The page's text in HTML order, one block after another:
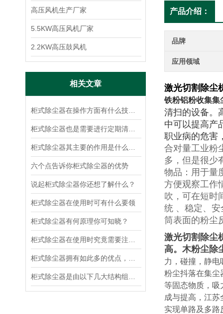
高压风机生产厂家
5.5KW高压风机厂家
2.2KW高压鼓风机
相关文章
六个点告诉你柜式除尘器的优势
说起柜式除尘器你还想了解什么？
柜式除尘器在使用时可有什么要领
柜式除尘器有何原理你可知晓？
产品介绍：
品牌
应用领域
激光切割除尘
铁粉铝粉收集集
清扫的设备。
中可以提高产
职业病的危害
合对量工业粉
多，但是很少
物品：用于量
方便观察工作
吹，可在短时
统 、稳定、
筒表面的粉尘
激光切割除尘
高。木粉尘除
力，碰撞，静
粉尘抖落在集尘
等固态物质，
成与提高，江
实现单路及多路